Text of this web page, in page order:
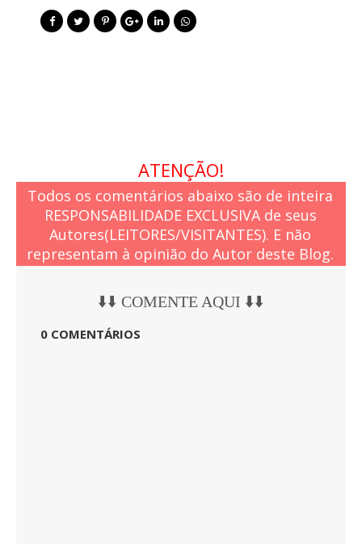
ATENÇÃO!
Todos os comentários abaixo são de inteira
RESPONSABILIDADE EXCLUSIVA de seus
Autores(LEITORES/VISITANTES). E não
representam à opinião do Autor deste Blog.
⬇️⬇️ COMENTE AQUI ⬇️⬇️
0 COMENTÁRIOS